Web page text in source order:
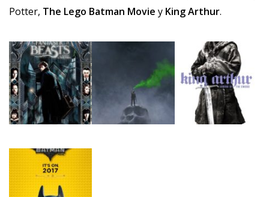
Potter, The Lego Batman Movie y King Arthur.